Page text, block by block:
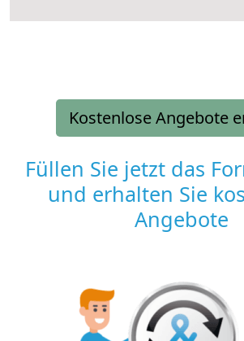
Kostenlose Angebote
Füllen Sie jetzt das
und erhalten Sie
Angebote